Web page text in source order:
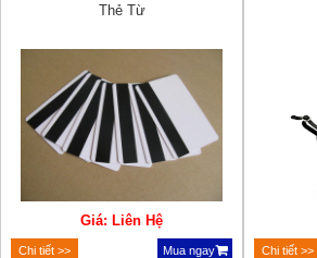
Thẻ Từ
Giá: Liên Hệ
Chi tiết >> Mua ngay Chi tiết >>